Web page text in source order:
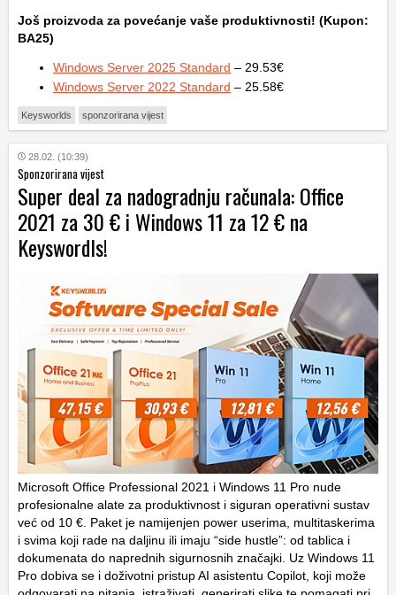
Još proizvoda za povećanje vaše produktivnosti! (Kupon:
BA25)
Windows Server 2025 Standard – 29.53€
Windows Server 2022 Standard – 25.58€
Keysworlds sponzorirana vijest
28.02. (10:39)
Sponzorirana vijest
Super deal za nadogradnju računala: Office
2021 za 30 € i Windows 11 za 12 € na
Keyswordls!
Microsoft Office Professional 2021 i Windows 11 Pro nude
profesionalne alate za produktivnost i siguran operativni sustav
već od 10 €. Paket je namijenjen power userima, multitaskerima
i svima koji rade na daljinu ili imaju “side hustle”: od tablica i
dokumenata do naprednih sigurnosnih značajki. Uz Windows 11
Pro dobiva se i doživotni pristup AI asistentu Copilot, koji može